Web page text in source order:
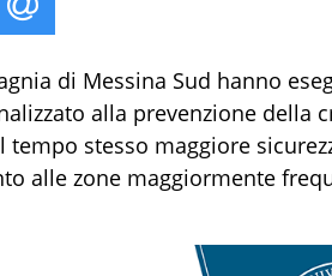
di Messina Sud hanno
alla prevenzione della
tempo stesso maggiore
alle zone maggiormente